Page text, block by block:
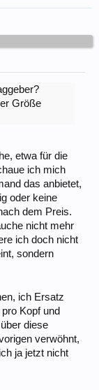
Größe
etwa für die
ich mich
das anbietet,
oder keine
dem Preis.
nicht mehr
ich doch nicht
sondern
ich Ersatz
Kopf und
diese
verwöhnt,
ja jetzt nicht